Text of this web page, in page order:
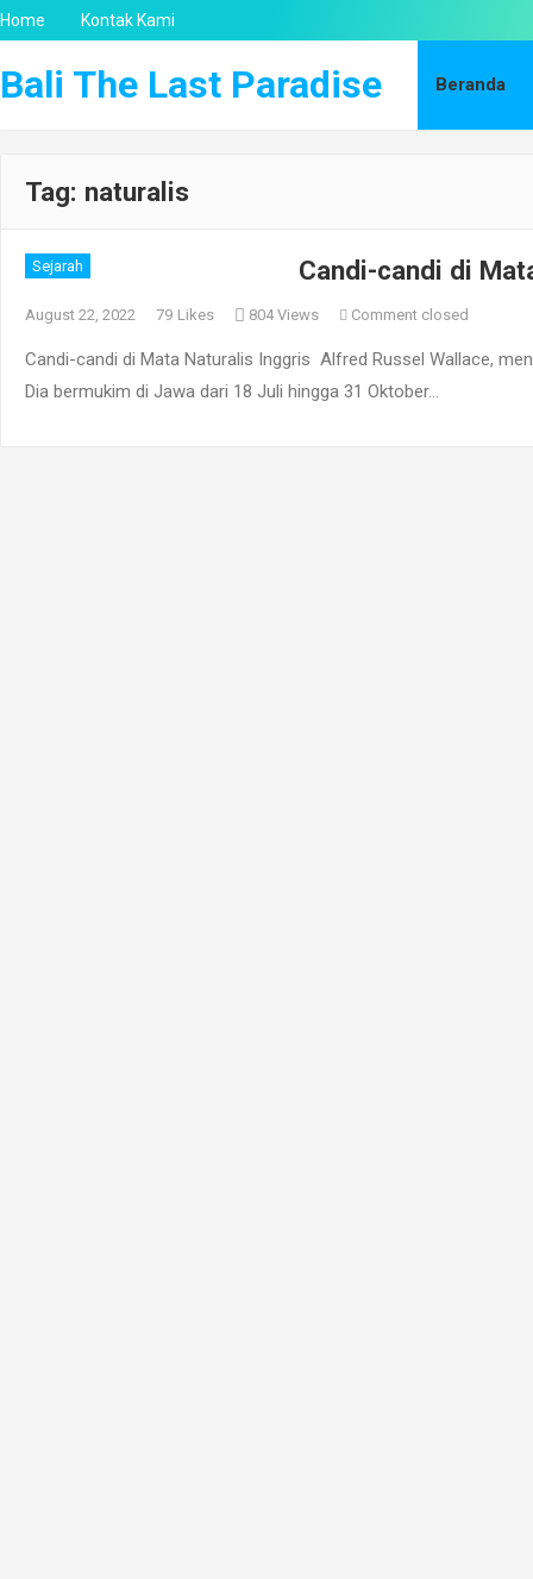
Home Kontak Kami
Bali The Last Paradise Beranda
Tag: naturalis
Sejarah Candi-candi di
August 22, 2022 79 Likes 804 Views Comment closed
Candi-candi di Mata Naturalis Inggris Alfred Russel Wallace,
Dia bermukim di Jawa dari 18 Juli hingga 31 Oktober…